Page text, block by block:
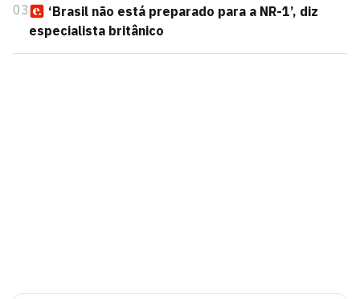
03
‘Brasil não está preparado para a NR-1’, diz
especialista britânico